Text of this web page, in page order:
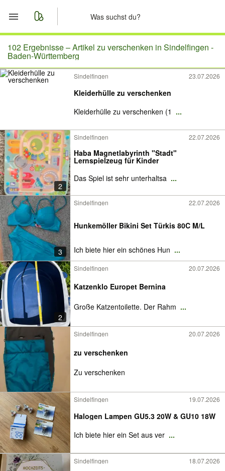
Start
Merkliste
Nachrichten
102 Ergebnisse –Artikel zu verschenken in Sindelfingen -
Baden-Württemberg
Sindelfingen 23.07.2026
Kleiderhülle zu verschenken
Kleiderhülle zu verschenken (1 ...
2
Sindelfingen 22.07.2026
Haba Magnetlabyrinth "Stadt"
Lernspielzeug für Kinder
Das Spiel ist sehr unterhaltsa ...
3
Sindelfingen 22.07.2026
Hunkemöller Bikini Set Türkis 80C M/L
Ich biete hier ein schönes Hun ...
2
Sindelfingen 20.07.2026
Katzenklo Europet Bernina
Große Katzentoilette. Der Rahm ...
Sindelfingen 20.07.2026
zu verschenken
Zu verschenken
Sindelfingen 19.07.2026
Halogen Lampen GU5.3 20W & GU10 18W
Ich biete hier ein Set aus ver ...
Sindelfingen 18.07.2026